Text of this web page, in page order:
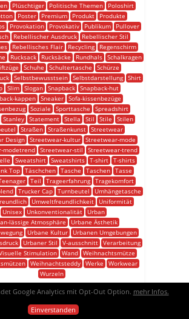
Plüschtiger Politische Themen
Poloshirt
Poster Premium Produkt
Produkte
Provokation Provokativ Publikum
Pullover
Rebellischer Ausdruck
Rebellischer Stil
Rebellisches Flair Recycling
Regenschirm
Rucksack Rucksäcke Rundhals Schalkragen
Schuhe Schultertasche
Schürze
Selbstbewusstsein Selbstdarstellung Shirt
Slim Slogan Snapback
Snapback-hut
kappen Sneaker Sofa-kissenbezüge
Soziale Sporttasche
Spreadshirt
Stanley Statement Stella Stil Stile
Stilen
Straßen Straßenkunst Streetwear
Design
Streetwear-kultur
Streetwear-mode
modetrend Streetwear-stil
Streetwear-trend
Sweatshirt Sweatshirts T-shirt
T-shirts
Top Täschchen Tasche Taschen
Tasse
Teil Trageerfahrung Tragekomfort
Trucker Cap Turnbeutel
Umhängetasche
Umweltfreundlichkeit
Uniformität
Unisex
Unkonventionalität
Urban
lässige Atmosphäre
Urbane Ästhetik
Urbane Kultur
Urbanen Umgebungen
Urbaner Stil V-ausschnitt
Verarbeitung
Stimulation Wand
Weihnachtsmütze
Weihnachtsteddy Werke
Workwear
Wurzeln
Google Analytics mit Opt-Out Option. mehr Infos.
Einverstanden